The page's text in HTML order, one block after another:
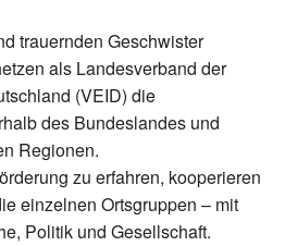
trauernden Geschwister
als Landesverband der
(VEID) die
des Bundeslandes und
Regionen.
zu erfahren, kooperieren
einzelnen Ortsgruppen – mit
Politik und Gesellschaft.